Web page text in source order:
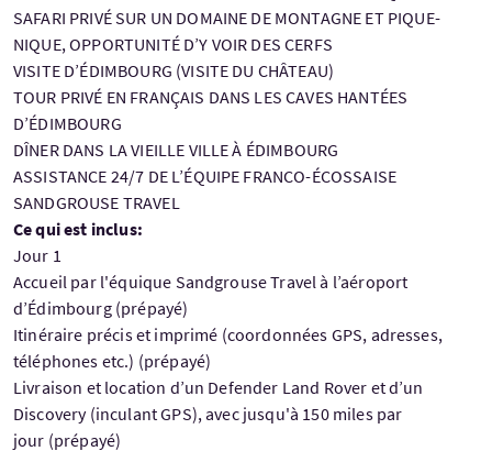
SAFARI PRIVÉ SUR UN DOMAINE DE MONTAGNE ET PIQUE-
NIQUE, OPPORTUNITÉ D’Y VOIR DES CERFS
VISITE D’ÉDIMBOURG (VISITE DU CHÂTEAU)
TOUR PRIVÉ EN FRANÇAIS DANS LES CAVES HANTÉES
D’ÉDIMBOURG
DÎNER DANS LA VIEILLE VILLE À ÉDIMBOURG
ASSISTANCE 24/7 DE L’ÉQUIPE FRANCO-ÉCOSSAISE
SANDGROUSE TRAVEL
Ce qui est inclus:
Jour 1
Accueil par l'équique Sandgrouse Travel à l’aéroport
d’Édimbourg (prépayé)
Itinéraire précis et imprimé (coordonnées GPS, adresses,
téléphones etc.) (prépayé)
Livraison et location d’un Defender Land Rover et d’un
Discovery (inculant GPS), avec jusqu'à 150 miles par
jour (prépayé)